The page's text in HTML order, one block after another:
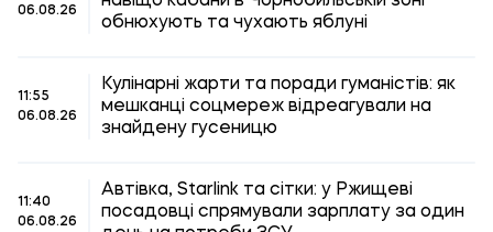
06.08.26
обнюхують та чухають яблуні
11:55
06.08.26
Кулінарні жарти та поради гуманістів: як
мешканці соцмереж відреагували на
знайдену гусеницю
11:40
06.08.26
Автівка, Starlink та сітки: у Ржищеві
посадовці спрямували зарплату за один